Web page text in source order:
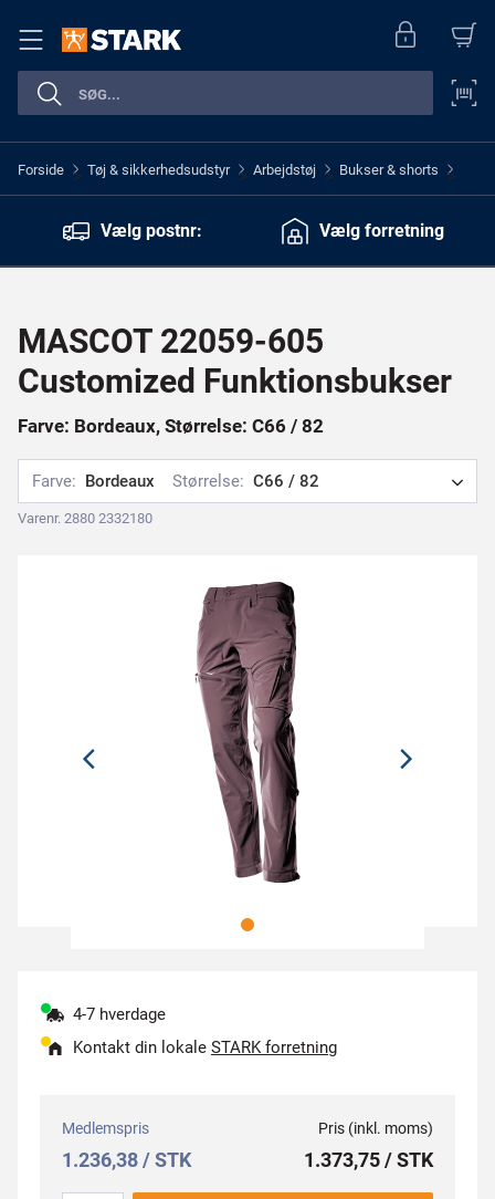
Forside > Tøj & sikkerhedsudstyr > Arbejdstøj > Bukser & shorts >
Vælg postnr: Vælg forretning
MASCOT 22059-605
Customized Funktionsbukser
Farve: Bordeaux, Størrelse: C66 / 82
Farve: Bordeaux Størrelse: C66 / 82
Varenr. 2880 2332180
4-7 hverdage
Kontakt din lokale STARK forretning
Medlemspris
1.236,38 / STK
Pris (inkl. moms)
1.373,75 / STK